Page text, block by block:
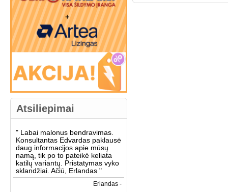
Atsiliepimai
" Labai malonus bendravimas.
Konsultantas Edvardas paklausė
daug informacijos apie mūsų
namą, tik po to pateikė keliata
katilų variantų. Pristatymas vyko
sklandžiai. Ačiū, Erlandas "
Erlandas -